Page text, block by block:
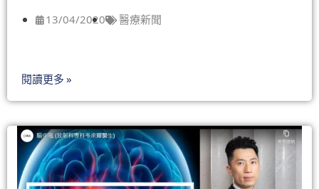
13/04/2020 醫療新聞
閱讀更多 »